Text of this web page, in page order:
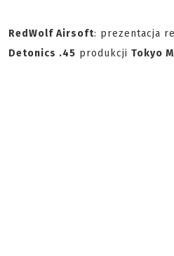
RedWolf Airsoft: prezentacja
Detonics .45 produkcji Tokyo